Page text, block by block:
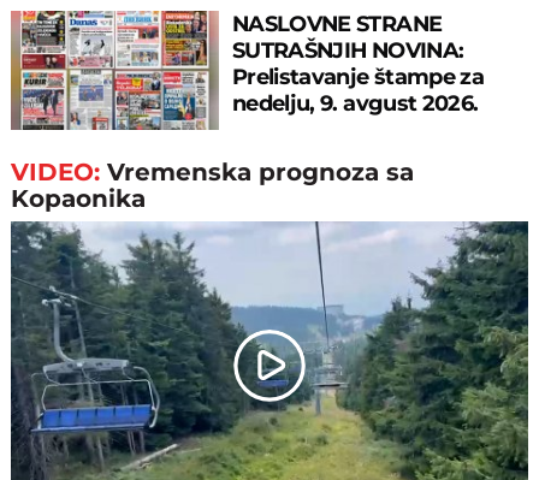
NASLOVNE STRANE
SUTRAŠNJIH NOVINA:
Prelistavanje štampe za
nedelju, 9. avgust 2026.
VIDEO:Vremenska prognoza sa
Kopaonika
Play
Video